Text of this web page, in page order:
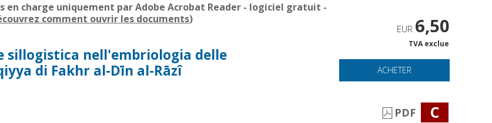
en charge uniquement par Adobe Acrobat Reader - logiciel gratuit -
comment ouvrir les documents)
sillogistica nell'embriologia delle
di Fakhr al-Dīn al-Rāzî
EUR 6,50
TVA exclue
ACHETER
PDF C